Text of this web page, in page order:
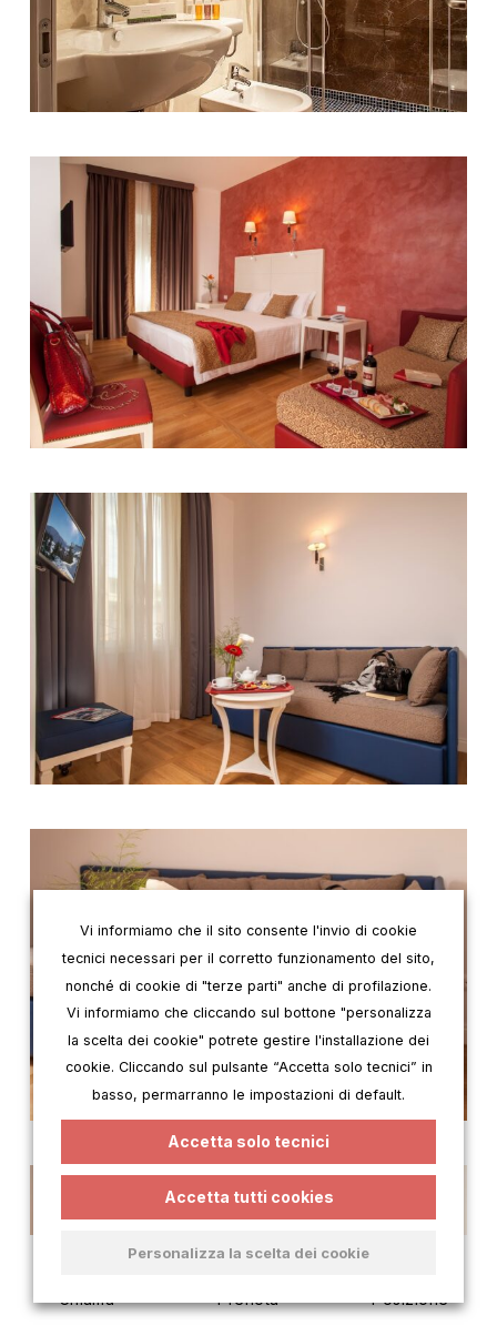
Vi informiamo che il sito consente l'invio di cookie
tecnici necessari per il corretto funzionamento del sito,
nonché di cookie di "terze parti" anche di profilazione.
Vi informiamo che cliccando sul bottone "personalizza
la scelta dei cookie" potrete gestire l'installazione dei
cookie. Cliccando sul pulsante “Accetta solo tecnici” in
basso, permarranno le impostazioni di default.
Accetta solo tecnici
Accetta tutti cookies
Personalizza la scelta dei cookie
Chiama Prenota Posizione